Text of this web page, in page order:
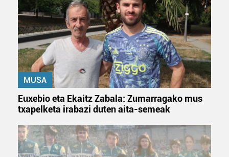
MUSA
Euxebio eta Ekaitz Zabala: Zumarragako mus
txapelketa irabazi duten aita-semeak